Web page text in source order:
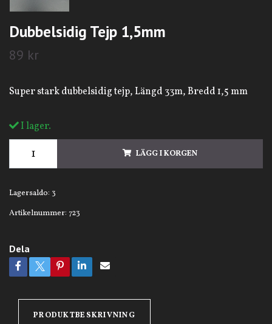
Dubbelsidig Tejp 1,5mm
89 kr
Super stark dubbelsidig tejp, Längd 33m, Bredd 1,5 mm
I lager.
LÄGG I KORGEN
Lagersaldo: 3
Artikelnummer: 723
Dela
PRODUKTBESKRIVNING